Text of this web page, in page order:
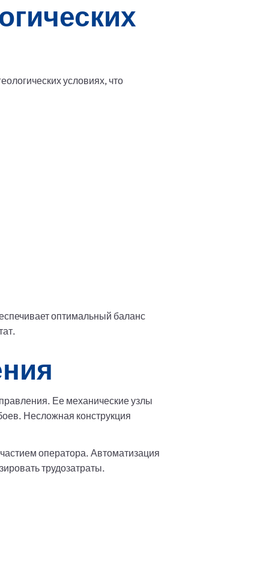
условиях, что
оптимальный баланс
Ее механические узлы
Несложная конструкция
оператора. Автоматизация
трудозатраты.